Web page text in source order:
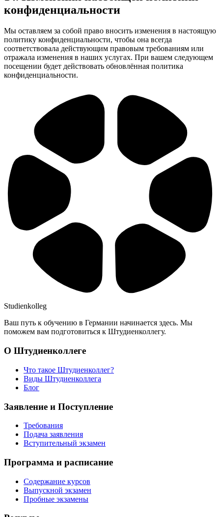
конфиденциальности
Мы оставляем за собой право вносить изменения в настоящую
политику конфиденциальности, чтобы она всегда
соответствовала действующим правовым требованиям или
отражала изменения в наших услугах. При вашем следующем
посещении будет действовать обновлённая политика
конфиденциальности.
Studienkolleg
Ваш путь к обучению в Германии начинается здесь. Мы
поможем вам подготовиться к Штудиенколлегу.
О Штудиенколлеге
Что такое Штудиенколлег?
Виды Штудиенколлега
Блог
Заявление и Поступление
Требования
Подача заявления
Вступительный экзамен
Программа и расписание
Содержание курсов
Выпускной экзамен
Пробные экзамены